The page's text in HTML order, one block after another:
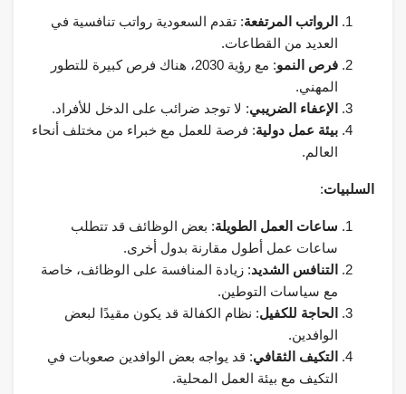
الرواتب المرتفعة: تقدم السعودية رواتب تنافسية في
العديد من القطاعات.
فرص النمو
: مع رؤية 2030، هناك فرص كبيرة للتطور
المهني.
الإعفاء الضريبي: لا توجد ضرائب على الدخل للأفراد.
بيئة عمل دولية: فرصة للعمل مع خبراء من مختلف أنحاء
العالم.
السلبيات:
ساعات العمل الطويلة: بعض الوظائف قد تتطلب
ساعات عمل أطول مقارنة بدول أخرى.
التنافس الشديد: زيادة المنافسة على الوظائف، خاصة
مع سياسات التوطين.
الحاجة للكفيل: نظام الكفالة قد يكون مقيدًا لبعض
الوافدين.
التكيف الثقافي: قد يواجه بعض الوافدين صعوبات في
التكيف مع بيئة العمل المحلية.